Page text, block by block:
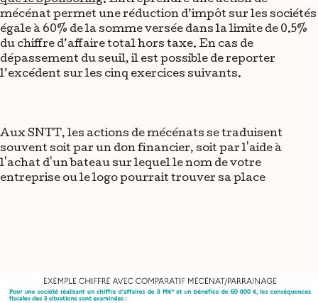
mécénat permet une réduction d’impôt sur les sociétés
égale à 60% de la somme versée dans la limite de 0.5%
du chiffre d’affaire total hors taxe. En cas de
dépassement du seuil, il est possible de reporter
l’excédent sur les cinq exercices suivants.
Aux SNTT, les actions de mécénats se traduisent
souvent soit par un don financier, soit par l'aide à
l'achat d'un bateau sur lequel le nom de votre
entreprise ou le logo pourrait trouver sa place